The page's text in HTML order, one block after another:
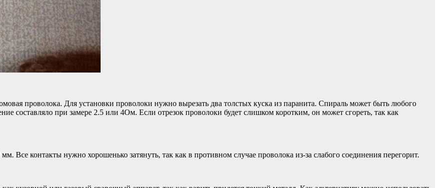
проволока. Для установки проволоки нужно вырезать два толстых куска из паранита. Спираль может быть любого
составляло при замере 2.5 или 4Ом. Если отрезок проволоки будет слишком коротким, он может сгореть, так как
Все контакты нужно хорошенько затянуть, так как в противном случае проволока из-за слабого соединения перегорит.